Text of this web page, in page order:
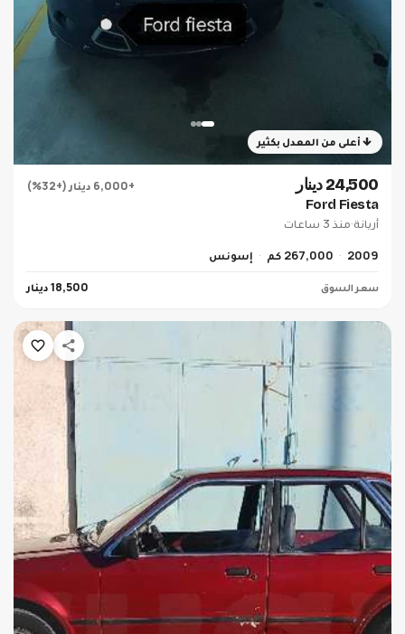
أعلى من المعدل بكثير
24,500 دينار +6,000 دينار (+32%)
Ford Fiesta
أريانة·منذ 3 ساعات
2009
267,000 كم إسونس
سعر السوق 18,500 دينار